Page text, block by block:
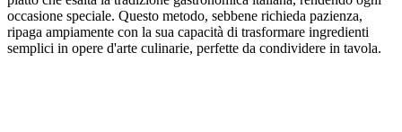
occasione speciale. Questo metodo, sebbene richieda pazienza,
ripaga ampiamente con la sua capacità di trasformare ingredienti
semplici in opere d'arte culinarie, perfette da condividere in tavola.